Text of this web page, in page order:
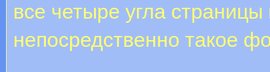
все четыре угла
непосредственно такое